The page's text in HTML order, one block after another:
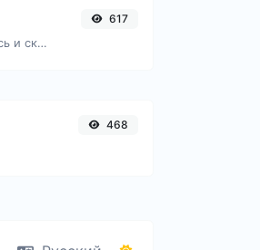
Легко создайте свою собственную подпись и скачайте её без труда.
617
468